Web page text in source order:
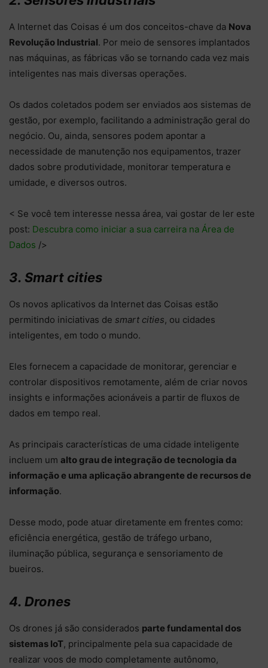
A Internet das Coisas é um dos conceitos-chave da Nova
Revolução Industrial. Por meio de sensores implantados
nas máquinas, as fábricas vão se tornando cada vez mais
inteligentes nas mais diversas operações.
Os dados coletados podem ser enviados aos sistemas de
gestão, por exemplo, facilitando a administração geral do
negócio. Ou, ainda, sensores podem apontar a
necessidade de manutenção nos equipamentos, trazer
dados sobre produtividade, monitorar temperatura e
umidade, e diversos outros.
< Se você tem interesse nessa área, vai gostar de ler este
post: Descubra como iniciar a sua carreira na Área de
Dados />
3. Smart cities
Os novos aplicativos da Internet das Coisas estão
permitindo iniciativas de smart cities, ou cidades
inteligentes, em todo o mundo.
Eles fornecem a capacidade de monitorar, gerenciar e
controlar dispositivos remotamente, além de criar novos
insights e informações acionáveis ​​a partir de fluxos de
dados em tempo real.
As principais características de uma cidade inteligente
incluem um alto grau de integração de tecnologia da
informação e uma aplicação abrangente de recursos de
informação.
Desse modo, pode atuar diretamente em frentes como:
eficiência energética, gestão de tráfego urbano,
iluminação pública, segurança e sensoriamento de
bueiros.
4. Drones
Os drones já são considerados parte fundamental dos
sistemas IoT, principalmente pela sua capacidade de
realizar voos de modo completamente autônomo,